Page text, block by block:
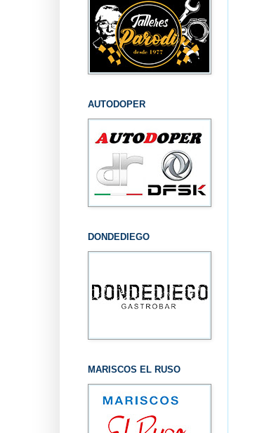
AUTODOPER
DONDEDIEGO
MARISCOS EL RUSO